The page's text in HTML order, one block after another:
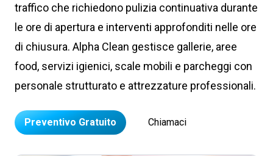
traffico che richiedono pulizia continuativa durante
le ore di apertura e interventi approfonditi nelle ore
di chiusura. Alpha Clean gestisce gallerie, aree
food, servizi igienici, scale mobili e parcheggi con
personale strutturato e attrezzature professionali.
Preventivo Gratuito Chiamaci